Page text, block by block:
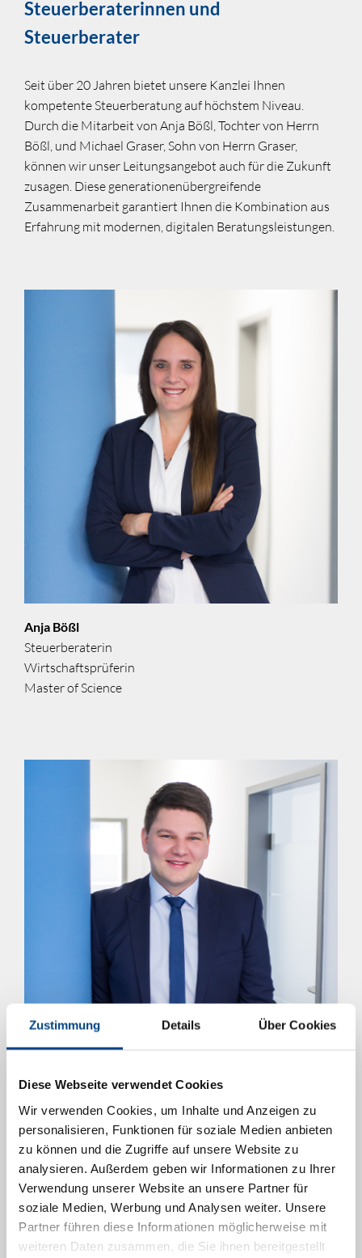
Zustimmung Details Über Cookies
Diese Webseite verwendet Cookies
Wir verwenden Cookies, um Inhalte und Anzeigen zu
personalisieren, Funktionen für soziale Medien anbieten
zu können und die Zugriffe auf unsere Website zu
analysieren. Außerdem geben wir Informationen zu Ihrer
Verwendung unserer Website an unsere Partner für
soziale Medien, Werbung und Analysen weiter. Unsere
Partner führen diese Informationen möglicherweise mit
weiteren Daten zusammen, die Sie ihnen bereitgestellt
Steuerberaterinnen und
Steuerberater
Seit über 20 Jahren bietet unsere Kanzlei Ihnen
kompetente Steuerberatung auf höchstem Niveau.
Durch die Mitarbeit von Anja Bößl, Tochter von Herrn
Bößl, und Michael Graser, Sohn von Herrn Graser,
können wir unser Leitungsangebot auch für die Zukunft
zusagen. Diese generationenübergreifende
Zusammenarbeit garantiert Ihnen die Kombination aus
Erfahrung mit modernen, digitalen Beratungsleistungen.
Anja Bößl
Steuerberaterin
Wirtschaftsprüferin
Master of Science
Michael Graser
Steuerberater
Wirtschaftsjurist (LL.M.)
Master of Arts
Zertifizierter Testamentsvollstrecker (DVEV)
Zertifizierter Berater für Kryptowerte und Steuern
(WIRE)